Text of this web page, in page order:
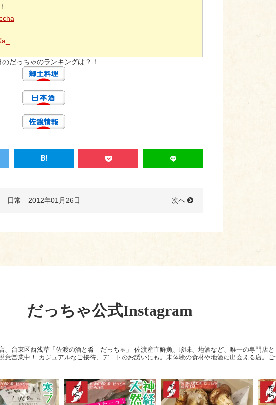
のだっちゃのランキングは？！
日常 2012年01月26日 次へ
だっちゃ公式Instagram
、台東区西浅草「佐渡の酒と肴 だっちゃ」
佐渡産直鮮魚、珍味、地酒など、唯一の専門店
意営業中！
カジュアルなご接待、デートのお誘いにも。未体験の食材や地酒に出会える店。